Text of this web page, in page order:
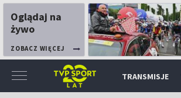
Oglądaj na
żywo
ZOBACZ WIĘCEJ
TRANSMISJE